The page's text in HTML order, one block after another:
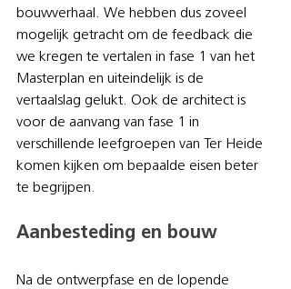
bouwverhaal. We hebben dus zoveel
mogelijk getracht om de feedback die
we kregen te vertalen in fase 1 van het
Masterplan en uiteindelijk is de
vertaalslag gelukt. Ook de architect is
voor de aanvang van fase 1 in
verschillende leefgroepen van Ter Heide
komen kijken om bepaalde eisen beter
te begrijpen.
Aanbesteding en bouw
Na de ontwerpfase en de lopende